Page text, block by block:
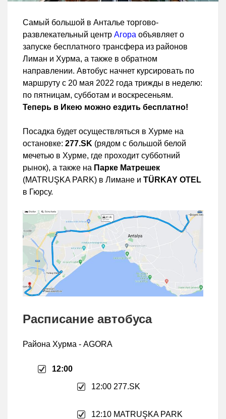
Самый большой в Анталье торгово-
развлекательный центр Агора объявляет о
запуске бесплатного трансфера из районов
Лиман и Хурма, а также в обратном
направлении. Автобус начнет курсировать по
маршруту с 20 мая 2022 года трижды в неделю:
по пятницам, субботам и воскресеньям.
Теперь в Икею можно ездить бесплатно!
Посадка будет осуществляться в Хурме на
остановке: 277.SK (рядом с большой белой
мечетью в Хурме, где проходит субботний
рынок), а также на Парке Матрешек
(MATRUŞKA PARK) в Лимане и TÜRKAY OTEL
в Гюрсу.
Расписание автобуса
Района Хурма - AGORA
12:00
12:00 277.SK
12:10 MATRUŞKA PARK